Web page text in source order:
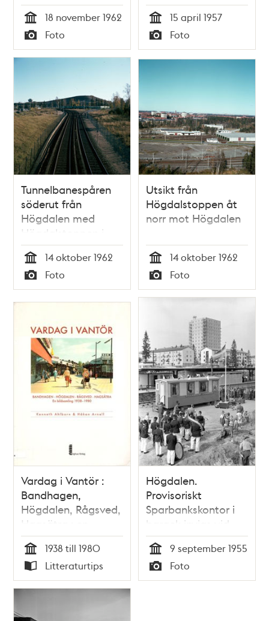
Tid
18 november 1962
Typ
Foto Tid
15 april 1957
Typ
Foto
Tunnelbanespåren
söderut från
Högdalen med
Högdalstoppen i
fonden
Tid
14 oktober 1962
Typ
Foto
Utsikt från
Högdalstoppen åt
norr mot Högdalen
Tid
14 oktober 1962
Typ
Foto
Vardag i Vantör :
Bandhagen,
Högdalen, Rågsved,
Hagsätra : en
bildsamling 1938-
1980 / Kenneth
Ahlborn & Håkan
Arnell
Tid
1938 till 1980
Typ
Litteraturtips
Högdalen.
Provisoriskt
Sparbankskontor i
barack invigs vid
tunnelbanestationen
Tid
9 september 1955
Typ
Foto